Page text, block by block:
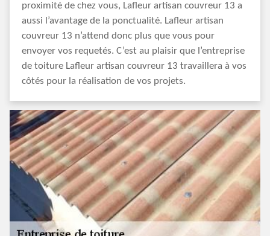
proximité de chez vous, Lafleur artisan couvreur 13 a
aussi l’avantage de la ponctualité. Lafleur artisan
couvreur 13 n’attend donc plus que vous pour
envoyer vos requetés. C’est au plaisir que l’entreprise
de toiture Lafleur artisan couvreur 13 travaillera à vos
côtés pour la réalisation de vos projets.